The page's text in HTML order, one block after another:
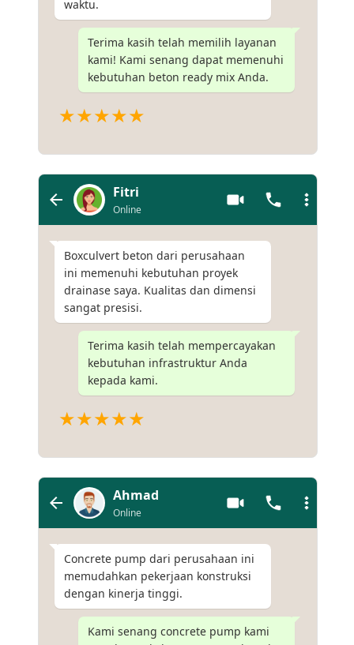
waktu.
Terima kasih telah memilih layanan
kami! Kami senang dapat memenuhi
kebutuhan beton ready mix Anda.
★★★★★
Fitri
Online
Boxculvert beton dari perusahaan
ini memenuhi kebutuhan proyek
drainase saya. Kualitas dan dimensi
sangat presisi.
Terima kasih telah mempercayakan
kebutuhan infrastruktur Anda
kepada kami.
★★★★★
Ahmad
Online
Concrete pump dari perusahaan ini
memudahkan pekerjaan konstruksi
dengan kinerja tinggi.
Kami senang concrete pump kami